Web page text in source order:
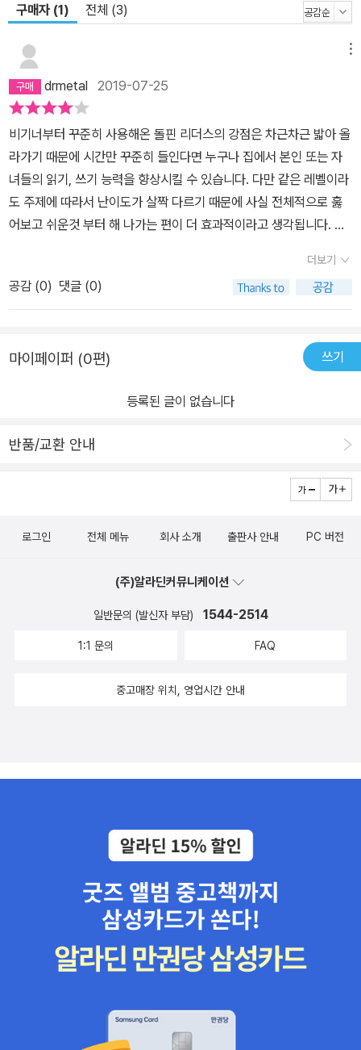
구매자 (1) 전체 (3)
drmetal 2019-07-25
비기너부터 꾸준히 사용해온 돌핀 리더스의 강점은 차근차근 밟아 올
라가기 때문에 시간만 꾸준히 들인다면 누구나 집에서 본인 또는 자
녀들의 읽기, 쓰기 능력을 향상시킬 수 있습니다. 다만 같은 레벨이라
도 주제에 따라서 난이도가 살짝 다르기 때문에 사실 전체적으로 훓
어보고 쉬운것 부터 해 나가는 편이 더 효과적이라고 생각됩니다. 이
맞추기, 매칭, 간단한 패턴사용해 쓰기 등 다양하게 구성이 되어있어
서 하루에 2페이지 정도씩 해 나가면 아이들도 어려워 하지 않을 것
같습니다.
더보기
공감 (0) 댓글 (0)
마이페이퍼 (0편) 쓰기
등록된 글이 없습니다
반품/교환 안내
로그인 전체 메뉴 회사 소개 출판사 안내 PC 버전
(주)알라딘커뮤니케이션
일반문의 (발신자 부담) 1544-2514
1:1 문의 FAQ
중고매장 위치, 영업시간 안내